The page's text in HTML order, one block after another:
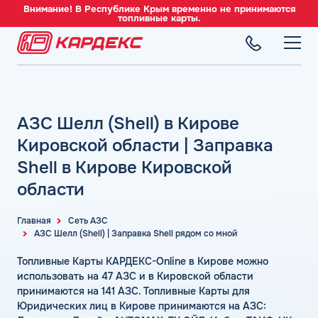
Внимание! В Республике Крым временно не принимаются
топливные карты.
Преимущества
Сравнение
Индивидуальный подход
Автомойки
Аdblue
Шиномонтаж
Вопросы и Ответы
СЕТЬ АЗС
Вся сеть АЗС
АЗС Лукойл
АЗС Газпромнефть
АЗС Тебойл
АЗС Сургутнефтегаз
АЗС Нефтьмагистраль
ТОПЛИВО
Автомобильное топливо
Бензин
Дизельное топливо
Топливный газ
Топливные бренды
Калькулятор расхода топлива
СЕРВИСЫ
Электронный Документооборот (ЭДО)
Умный Личный Кабинет
Уведомления об окончании баланса
КОМПАНИЯ
Контакты+7 (499) 322-22-95
info@card-oil.ru
Главная
Сеть АЗС
АЗС Шелл (Shell) | Заправка Shell рядом со мной
АЗС Шелл (Shell) в Кирове
Кировской области | Заправка
Shell в Кирове Кировской
области
Топливные Карты КАРДЕКС-Online в Кирове можно
использовать на 47 АЗС и в Кировской области
принимаются на 141 АЗС. Топливные Карты для
Юридических лиц в Кирове принимаются на АЗС: